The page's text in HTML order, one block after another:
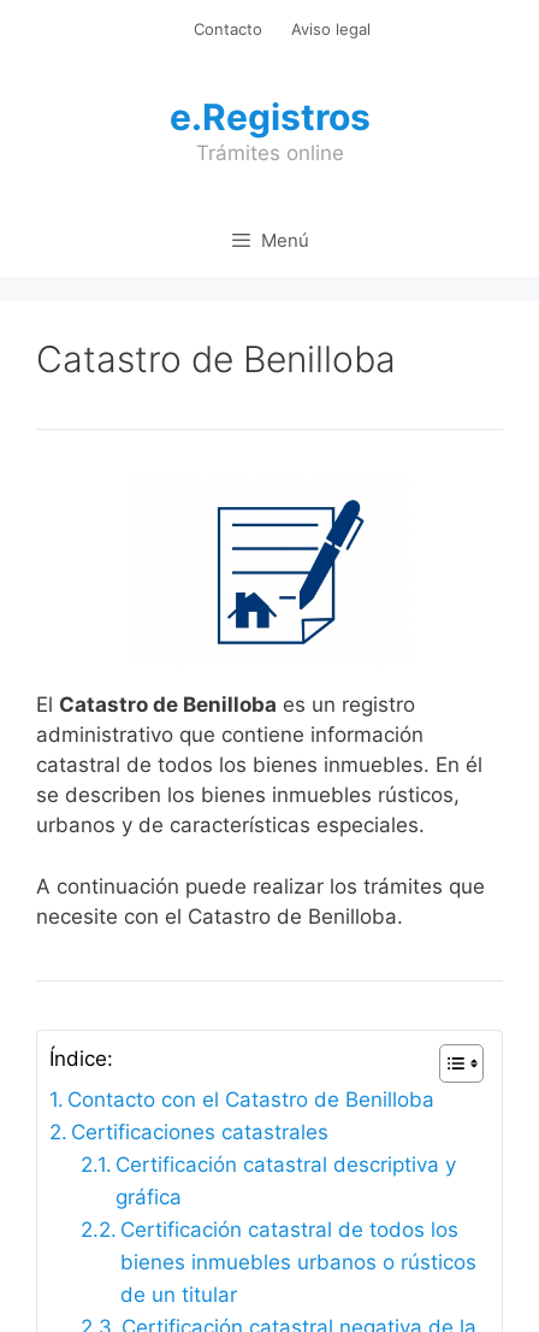
Contacto Aviso legal
e.Registros
Trámites online
Menú
Catastro de Benilloba
El Catastro de Benilloba es un registro
administrativo que contiene información
catastral de todos los bienes inmuebles. En él
se describen los bienes inmuebles rústicos,
urbanos y de características especiales.
A continuación puede realizar los trámites que
necesite con el Catastro de Benilloba.
Índice:
Contacto con el Catastro de Benilloba
Certificaciones catastrales
Certificación catastral descriptiva y
gráfica
Certificación catastral de todos los
bienes inmuebles urbanos o rústicos
de un titular
Certificación catastral negativa de la